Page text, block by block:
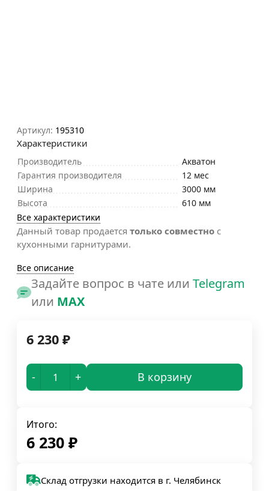
Артикул: 195310
Характеристики
Производитель
Акватон
Гарантия производителя
12 мес
Ширина
3000 мм
Высота
610 мм
Все характеристики
Данный товар продается только совместно с
кухонными гарнитурами.
Все описание
Задайте вопрос в чате или Telegram
или MAX
6 230 ₽
- + В корзину
Итого:
6 230 ₽
Склад отгрузки находится в г. Челябинск